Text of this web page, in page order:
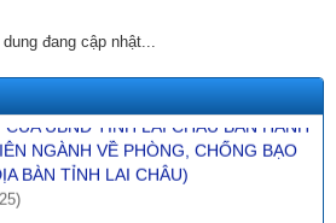
dung đang cập nhật...
DỰ THẢO QUYẾT ĐỊNH SỬA ĐỔI,
UBND TỈNH LAI CHÂU BAN HÀNH
NGÀNH VỀ PHÒNG, CHỐNG BẠO
BÀN TỈNH LAI CHÂU)
DỰ THẢO NGHỊ QUYẾT sửa đổi,